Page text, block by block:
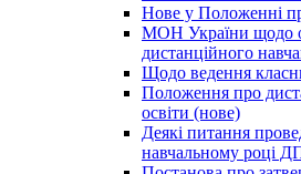
Нове у Положенні
МОН України щодо
дистанційного
Щодо ведення
Положення про
освіти (нове)
Деякі питання
навчальному році